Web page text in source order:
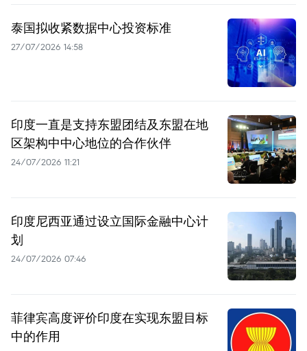
泰国拟收紧数据中心投资标准
27/07/2026 14:58
印度一直是支持东盟团结及东盟在地
区架构中中心地位的合作伙伴
24/07/2026 11:21
印度尼西亚通过设立国际金融中心计
划
24/07/2026 07:46
菲律宾高度评价印度在实现东盟目标
中的作用